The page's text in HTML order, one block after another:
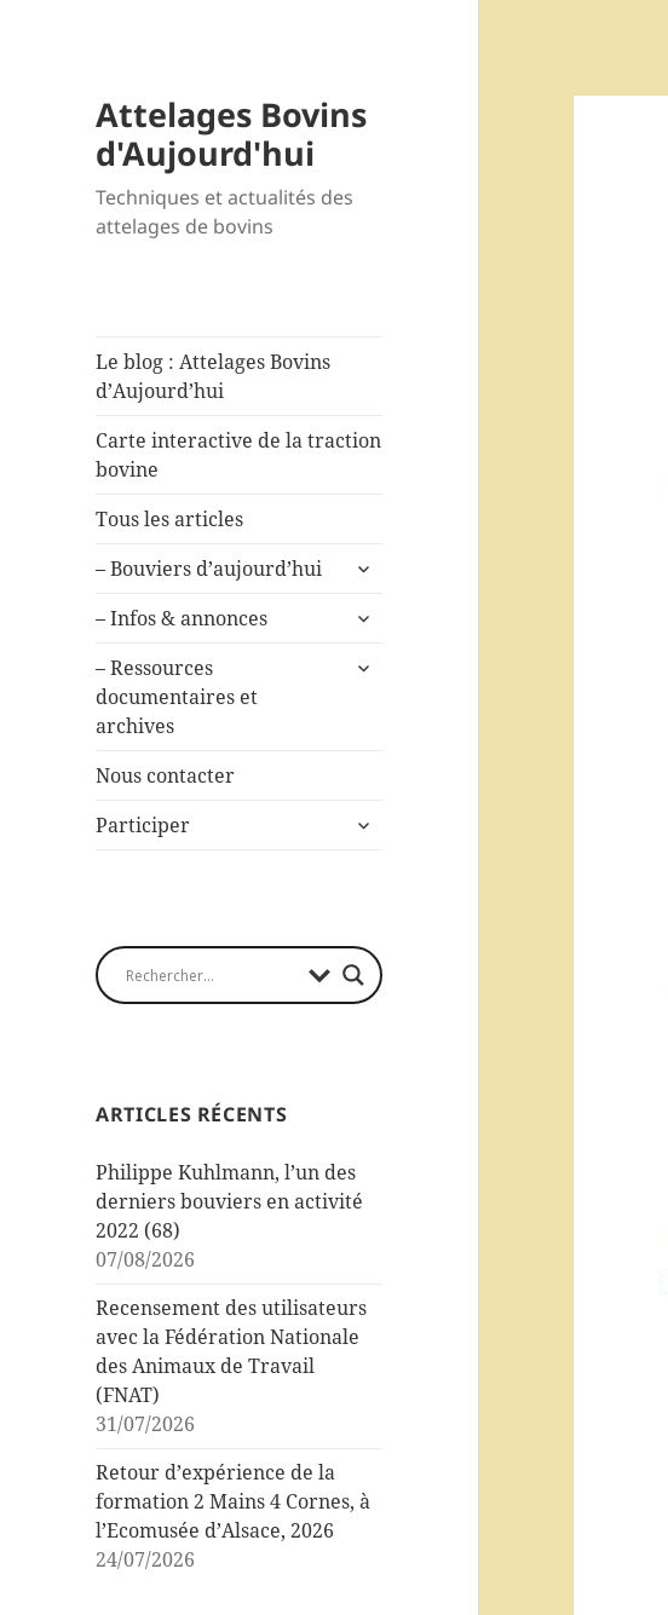
Attelages Bovins
d'Aujourd'hui
Techniques et actualités des
attelages de bovins
Le blog : Attelages Bovins
d’Aujourd’hui
Carte interactive de la traction
bovine
Tous les articles
– Bouviers d’aujourd’hui
ouvrir
sous-
– Infos & annonces
ouvrir
sous-
– Ressources
documentaires et
archives
ouvrir
Nous contacter
Participer
ouvrir
ARTICLES RÉCENTS
Philippe Kuhlmann, l’un des
derniers bouviers en activité
2022 (68)
07/08/2026
Recensement des utilisateurs
avec la Fédération Nationale
des Animaux de Travail
(FNAT)
31/07/2026
Retour d’expérience de la
formation 2 Mains 4 Cornes, à
l’Ecomusée d’Alsace, 2026
24/07/2026